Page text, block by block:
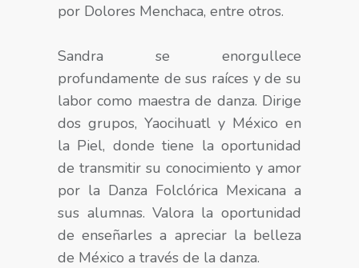
por Dolores Menchaca, entre otros.
Sandra se enorgullece
profundamente de sus raíces y de su
labor como maestra de danza. Dirige
dos grupos, Yaocihuatl y México en
la Piel, donde tiene la oportunidad
de transmitir su conocimiento y amor
por la Danza Folclórica Mexicana a
sus alumnas. Valora la oportunidad
de enseñarles a apreciar la belleza
de México a través de la danza.